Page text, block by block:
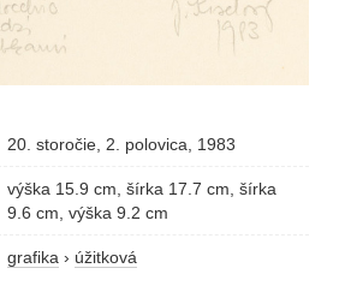
20. storočie, 2. polovica, 1983
výška 15.9 cm, šírka 17.7 cm, šírka
9.6 cm, výška 9.2 cm
grafika › úžitková